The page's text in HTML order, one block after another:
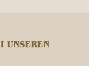
UNSEREN